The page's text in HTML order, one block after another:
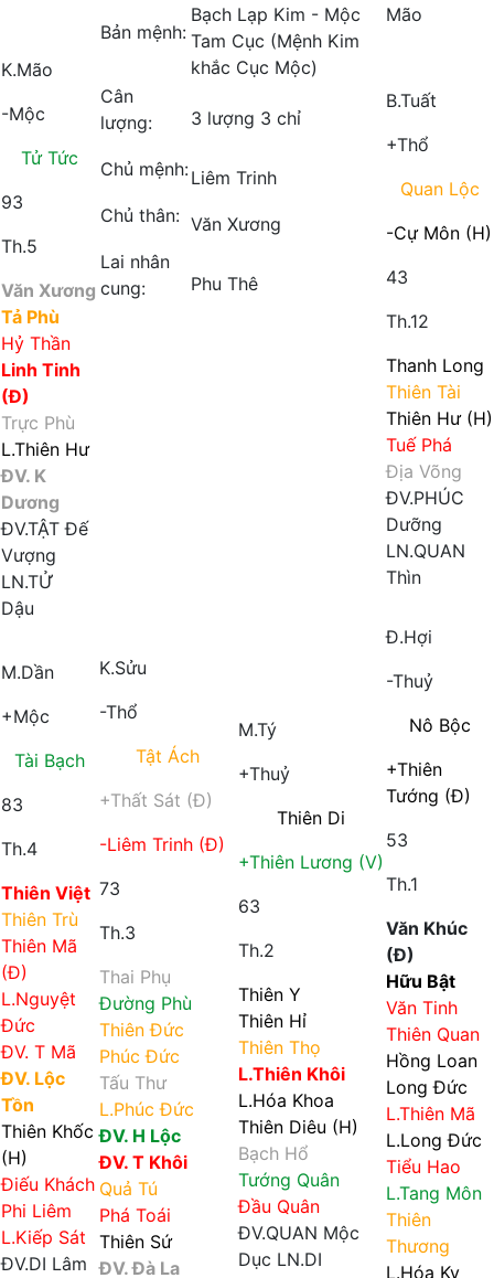
Bản mệnh:
Bạch Lạp Kim - Mộc
Tam Cục (Mệnh Kim
khắc Cục Mộc)
Cân
lượng:
3 lượng 3 chỉ
Chủ mệnh:Liêm Trinh
Chủ thân: Văn Xương
Lai nhân
cung:
Phu Thê
Mão
K.Mão
-Mộc
Tử Tức
93
Th.5
Văn Xương
Tả Phù
Hỷ Thần
Linh Tinh
(Đ)
Trực Phù
L.Thiên Hư
ĐV. K
Dương
ĐV.TẬT Đế
Vượng
LN.TỬ
Dậu
B.Tuất
+Thổ
Quan Lộc
-Cự Môn (H)
43
Th.12
Thanh Long
Thiên Tài
Thiên Hư (H)
Tuế Phá
Địa Võng
ĐV.PHÚC
Dưỡng
LN.QUAN
Thìn
M.Dần
+Mộc
Tài Bạch
83
Th.4
Thiên Việt
Thiên Trù
Thiên Mã
(Đ)
L.Nguyệt
Đức
ĐV. T Mã
ĐV. Lộc
Tồn
Thiên Khốc
(H)
Điếu Khách
Phi Liêm
L.Kiếp Sát
ĐV.DI Lâm
K.Sửu
-Thổ
Tật Ách
+Thất Sát (Đ)
-Liêm Trinh (Đ)
73
Th.3
Thai Phụ
Đường Phù
Thiên Đức
Phúc Đức
Tấu Thư
L.Phúc Đức
ĐV. H Lộc
ĐV. T Khôi
Quả Tú
Phá Toái
Thiên Sứ
ĐV. Đà La
M.Tý
+Thuỷ
Thiên Di
+Thiên Lương (V)
63
Th.2
Thiên Y
Thiên Hỉ
Thiên Thọ
L.Thiên Khôi
L.Hóa Khoa
Thiên Diêu (H)
Bạch Hổ
Tướng Quân
Đầu Quân
ĐV.QUAN Mộc
Dục LN.DI
Đ.Hợi
-Thuỷ
Nô Bộc
+Thiên
Tướng (Đ)
53
Th.1
Văn Khúc
(Đ)
Hữu Bật
Văn Tinh
Thiên Quan
Hồng Loan
Long Đức
L.Thiên Mã
L.Long Đức
Tiểu Hao
L.Tang Môn
Thiên
Thương
L.Hóa Kỵ